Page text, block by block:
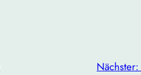
Nächster: